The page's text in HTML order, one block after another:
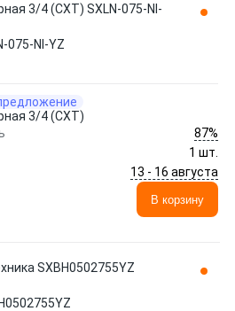
3/4 (СХТ) SXLN-075-NI-
075-NI-YZ
3/4 (СХТ)
87%
1 шт.
13 - 16 августа
В корзину
SXBH0502755YZ